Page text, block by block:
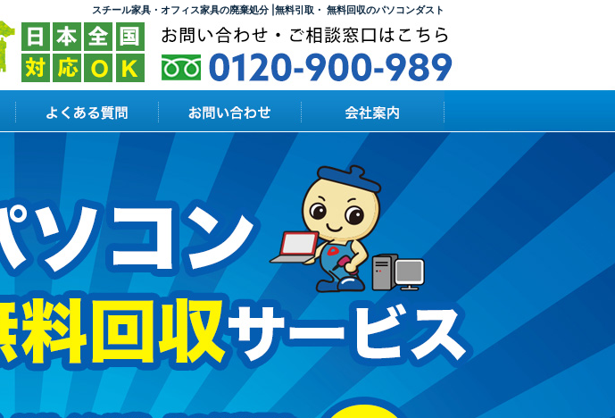
スチール家具・オフィス家具の廃棄処分 |無料引取・ 無料回収のパソコンダスト